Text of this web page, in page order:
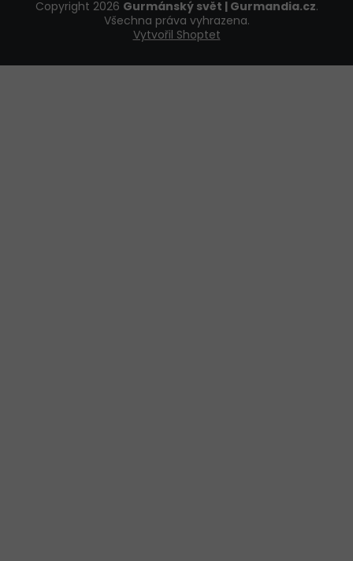
Vytvořil Shoptet
Copyright 2026 Gurmánský svět | Gurmandia.cz.
Všechna práva vyhrazena.